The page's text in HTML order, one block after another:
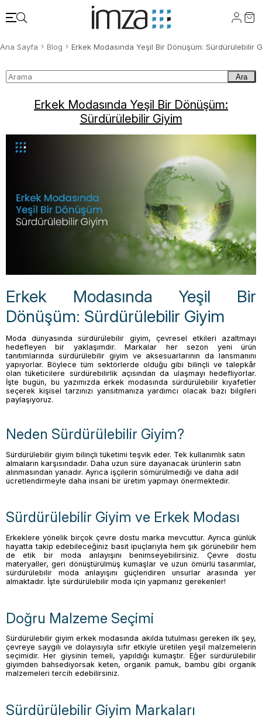
Ana Sayfa Blog Erkek Modasında Yeşil Bir Dönüşüm: Sürdürülebilir
Ara
Erkek Modasında Yeşil Bir Dönüşüm:
Sürdürülebilir Giyim
Erkek Modasında Yeşil Bir
Dönüşüm: Sürdürülebilir Giyim
Moda dünyasında sürdürülebilir giyim, çevresel etkileri azaltmayı
hedefleyen bir yaklaşımdır. Markalar her sezon yeni ürün
tanıtımlarında sürdürülebilir giyim ve aksesuarlarının da lansmanını
yapıyorlar. Böylece tüm sektörlerde olduğu gibi bilinçli ve talepkâr
olan tüketicilere sürdürebilirlik açısından da ulaşmayı hedefliyorlar.
İşte bugün, bu yazımızda erkek modasında sürdürülebilir kıyafetler
seçerek kişisel tarzınızı yansıtmanıza yardımcı olacak bazı bilgileri
paylaşıyoruz.
Neden Sürdürülebilir Giyim?
Sürdürülebilir giyim bilinçli tüketimi teşvik eder. Tek kullanımlık satın
almaların karşısındadır. Daha uzun süre dayanacak ürünlerin satın
alınmasından yanadır. Ayrıca işçilerin sömürülmediği ve daha adil
ücretlendirmeyle daha insani bir üretim yapmayı önermektedir.
Sürdürülebilir Giyim ve Erkek Modası
Erkeklere yönelik birçok çevre dostu marka mevcuttur. Ayrıca günlük
hayatta takip edebileceğiniz basit ipuçlarıyla hem şık görünebilir hem
de etik bir moda anlayışını benimseyebilirsiniz. Çevre dostu
materyaller, geri dönüştürülmüş kumaşlar ve uzun ömürlü tasarımlar,
sürdürülebilir moda anlayışını güçlendiren unsurlar arasında yer
almaktadır. İşte sürdürülebilir moda için yapmanız gerekenler!
Doğru Malzeme Seçimi
Sürdürülebilir giyim erkek modasında akılda tutulması gereken ilk şey,
çevreye saygılı ve dolayısıyla sıfır etkiyle üretilen yeşil malzemelerin
seçimidir. Her giysinin temeli, yapıldığı kumaştır. Eğer sürdürülebilir
giyimden bahsediyorsak keten, organik pamuk, bambu gibi organik
malzemeleri tercih edebilirsiniz.
Sürdürülebilir Giyim Markaları